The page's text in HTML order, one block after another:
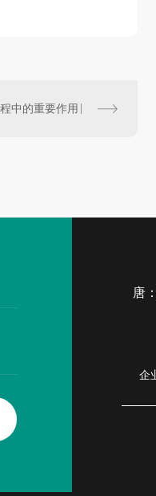
中的重要作用
唐：
企